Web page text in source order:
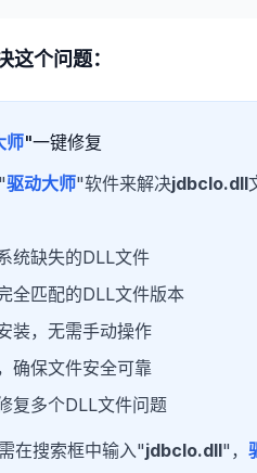
这个问题：
师"一键修复
驱动大师"软件来解决jdbclo.dll
统缺失的DLL文件
全匹配的DLL文件版本
装，无需手动操作
确保文件安全可靠
复多个DLL文件问题
在搜索框中输入"jdbclo.dll"，